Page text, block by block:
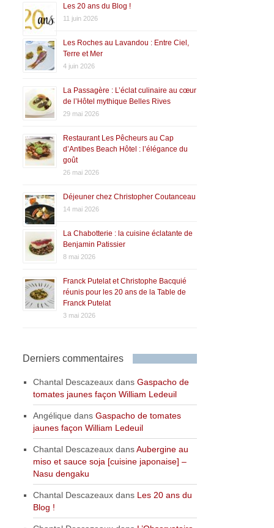
Les 20 ans du Blog !
11 juin 2026
Les Roches au Lavandou : Entre Ciel,
Terre et Mer
4 juin 2026
La Passagère : L’éclat culinaire au cœur
de l’Hôtel mythique Belles Rives
29 mai 2026
Restaurant Les Pêcheurs au Cap
d’Antibes Beach Hôtel : l’élégance du
goût
26 mai 2026
Déjeuner chez Christopher Coutanceau
14 mai 2026
La Chabotterie : la cuisine éclatante de
Benjamin Patissier
8 mai 2026
Franck Putelat et Christophe Bacquié
réunis pour les 20 ans de la Table de
Franck Putelat
3 mai 2026
Derniers commentaires
Chantal Descazeaux dansGaspacho de
tomates jaunes façon William Ledeuil
Angélique dansGaspacho de tomates
jaunes façon William Ledeuil
Chantal Descazeaux dansAubergine au
miso et sauce soja [cuisine japonaise] –
Nasu dengaku
Chantal Descazeaux dans Les 20 ans du
Blog !